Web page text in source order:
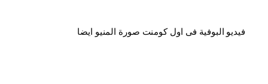
فيديو البوفية فى اول كومنت صورة المنيو ايضا